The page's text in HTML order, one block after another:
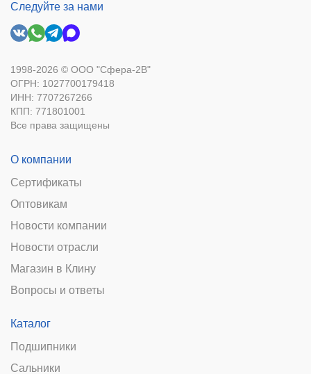
Следуйте за нами
1998-2026 © ООО "Сфера-2В"
ОГРН: 1027700179418
ИНН: 7707267266
КПП: 771801001
Все права защищены
О компании
Сертификаты
Оптовикам
Новости компании
Новости отрасли
Магазин в Клину
Вопросы и ответы
Каталог
Подшипники
Сальники